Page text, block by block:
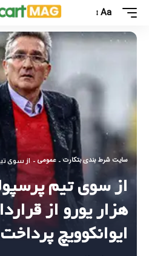
Aa
سایت شرط بندی بتکارت - عمومی - از سوی تیم پرسپولیس ۵۰۰ هزار
هزار یورو از
ایوانکوویچ